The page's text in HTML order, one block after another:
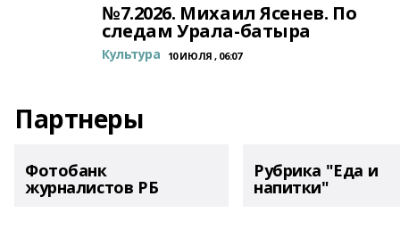
№7.2026. Михаил Ясенев. По
следам Урала-батыра
Культура 10 ИЮЛЯ , 06:07
Партнеры
Фотобанк
журналистов РБ
Рубрика "Еда и
напитки"